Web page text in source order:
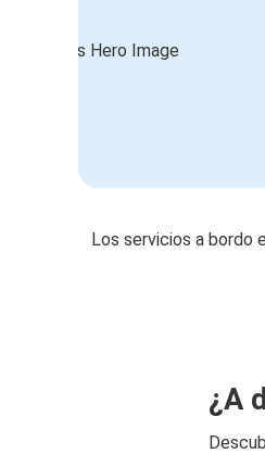
Los servicios a bordo
¿A